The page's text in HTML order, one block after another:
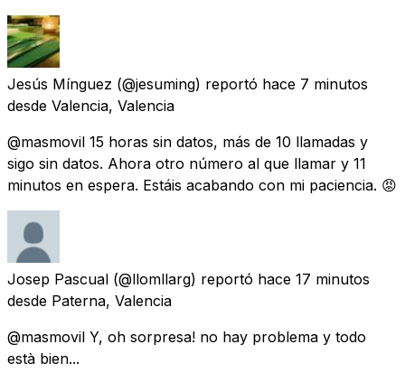
Jesús Mínguez (@jesuming) reportó hace 7 minutos
desde Valencia, Valencia
@masmovil 15 horas sin datos, más de 10 llamadas y
sigo sin datos. Ahora otro número al que llamar y 11
minutos en espera. Estáis acabando con mi paciencia. 😡
Josep Pascual (@llomllarg) reportó hace 17 minutos
desde Paterna, Valencia
@masmovil Y, oh sorpresa! no hay problema y todo
està bien...